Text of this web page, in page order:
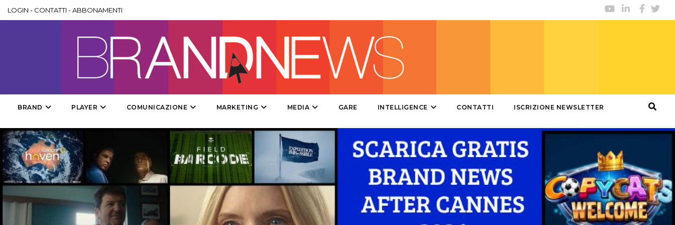
DESIGN
PUNTI VENDITA
CSR
LOGIN - CONTATTI -ABBONAMENTI
BRAND PLAYER COMUNICAZIONE MARKETING MEDIA GARE INTELLIGENCE CONTATTI ISCRIZIONE NEWSLETTER